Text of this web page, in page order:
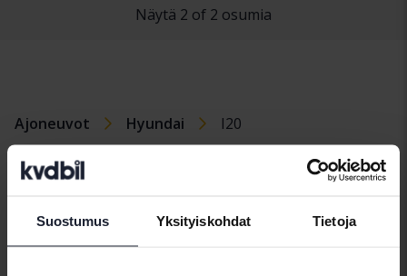
Suostumus Yksityiskohdat Tietoja
Näytä 2 of 2 osumia
Ajoneuvot Hyundai I20
Hyundaimallit